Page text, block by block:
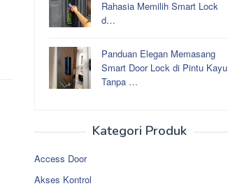
Rahasia Memilih Smart Lock
d…
Panduan Elegan Memasang
Smart Door Lock di Pintu Kayu
Tanpa …
Kategori Produk
Access Door
Akses Kontrol